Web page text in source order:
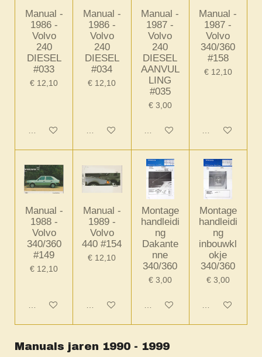
Manual -
1986 -
Volvo
240
DIESEL
#033
€ 12,10
In winkelwagen
Manual -
1986 -
Volvo
240
DIESEL
#034
€ 12,10
In winkelwagen
Manual -
1987 -
Volvo
240
DIESEL
AANVUL
LING
#035
€ 3,00
In winkelwagen
Manual -
1987 -
Volvo
340/360
#158
€ 12,10
In winkelwagen
Manual -
1988 -
Volvo
340/360
#149
€ 12,10
In winkelwagen
Manual -
1989 -
Volvo
440 #154
€ 12,10
In winkelwagen
Montage
handleidi
ng
Dakante
nne
340/360
€ 3,00
In winkelwagen
Montage
handleidi
ng
inbouwkl
okje
340/360
€ 3,00
In winkelwagen
Manuals jaren 1990 - 1999